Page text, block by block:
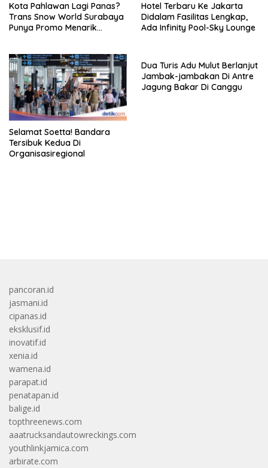
Kota Pahlawan Lagi Panas?
Trans Snow World Surabaya
Punya Promo Menarik
Hotel Terbaru Ke Jakarta
Didalam Fasilitas Lengkap,
Ada Infinity Pool-Sky Lounge
Selamat Soetta! Bandara
Tersibuk Kedua Di
Organisasiregional
Dua Turis Adu Mulut Berlanjut
Jambak-jambakan Di Antre
Jagung Bakar Di Canggu
pancoran.id
jasmani.id
cipanas.id
eksklusif.id
inovatif.id
xenia.id
wamena.id
parapat.id
penatapan.id
balige.id
topthreenews.com
aaatrucksandautowreckings.com
youthlinkjamica.com
arbirate.com